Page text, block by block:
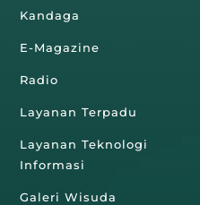
Kandaga
E-Magazine
Radio
Layanan Terpadu
Layanan Teknologi
Informasi
Galeri Wisuda